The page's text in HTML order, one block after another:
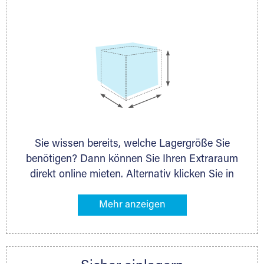
Sie wissen bereits, welche Lagergröße Sie
benötigen? Dann können Sie Ihren Extraraum
direkt online mieten. Alternativ klicken Sie in
Gegenstände an, die Sie einlagern möchten –
ermittelt. Natürlich steht Ihnen Ihr Extraraum